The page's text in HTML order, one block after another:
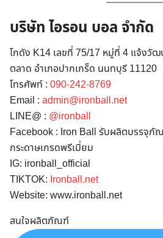
Search
for:
บริษัท ไอรอน บอล จำกัด
โกดัง K14 เลขที่ 75/17 หมู่ที่ 4 แจ้งวัฒ
ตลาด อำเภอปากเกร็ด นนทบุรี 11120
โทรศัพท์ : 090-242-8769
Email : admin@ironball.net
LINE@ : @ironball
Facebook : Iron Ball รับผลิตบรรจุภั
กระดาษเกรดพรีเมี่ยม
IG: ironball_official
TIKTOK: Ironball.net
Website: www.ironball.net
สนใจผลิตภัณฑ์